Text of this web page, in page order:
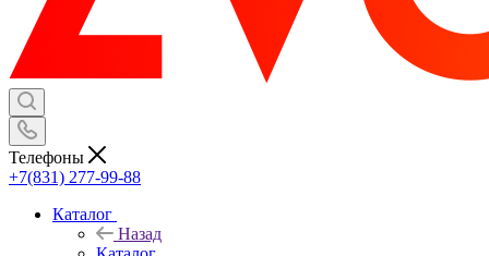
Телефоны
+7(831) 277-99-88
Каталог
Назад